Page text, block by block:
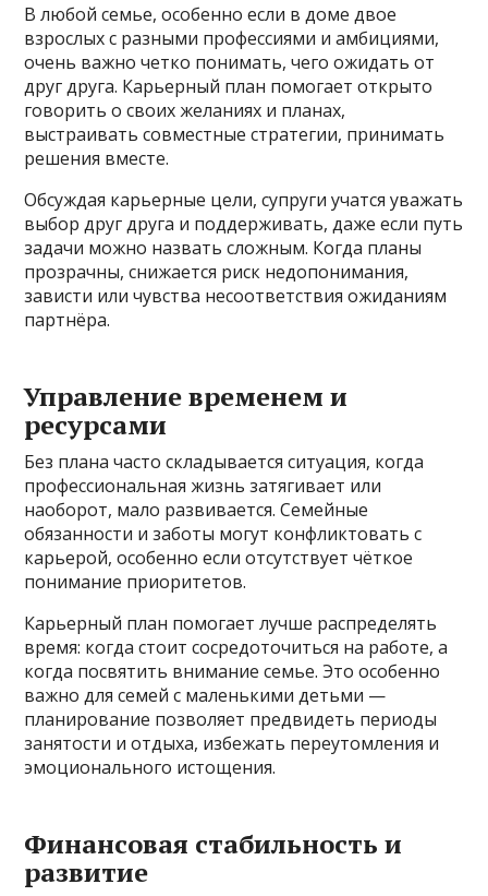
В любой семье, особенно если в доме двое
взрослых с разными профессиями и амбициями,
очень важно четко понимать, чего ожидать от
друг друга. Карьерный план помогает открыто
говорить о своих желаниях и планах,
выстраивать совместные стратегии, принимать
решения вместе.
Обсуждая карьерные цели, супруги учатся уважать
выбор друг друга и поддерживать, даже если путь
задачи можно назвать сложным. Когда планы
прозрачны, снижается риск недопонимания,
зависти или чувства несоответствия ожиданиям
партнёра.
Управление временем и
ресурсами
Без плана часто складывается ситуация, когда
профессиональная жизнь затягивает или
наоборот, мало развивается. Семейные
обязанности и заботы могут конфликтовать с
карьерой, особенно если отсутствует чёткое
понимание приоритетов.
Карьерный план помогает лучше распределять
время: когда стоит сосредоточиться на работе, а
когда посвятить внимание семье. Это особенно
важно для семей с маленькими детьми —
планирование позволяет предвидеть периоды
занятости и отдыха, избежать переутомления и
эмоционального истощения.
Финансовая стабильность и
развитие